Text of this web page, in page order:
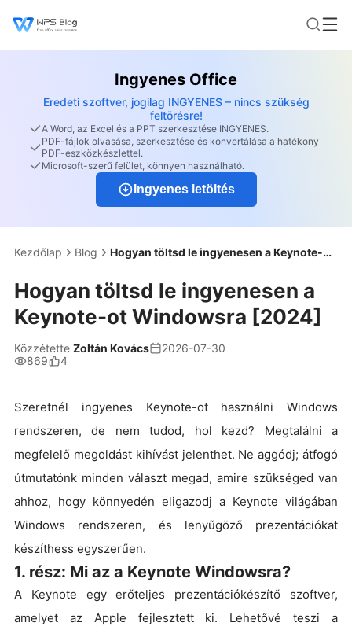
Ingyenes Office
Eredeti szoftver, jogilag INGYENES – nincs szükség
feltörésre!
A Word, az Excel és a PPT szerkesztése INGYENES.
PDF-fájlok olvasása, szerkesztése és konvertálása a hatékony
PDF-eszközkészlettel.
Microsoft-szerű felület, könnyen használható.
Ingyenes letöltés
Kezdőlap Blog Hogyan töltsd le ingyenesen a Keynote-ot Windowsra [2024]
Hogyan töltsd le ingyenesen a
Keynote-ot Windowsra [2024]
Közzétette Zoltán Kovács
2026-07-30
869
4
Szeretnél ingyenes Keynote-ot használni Windows
rendszeren, de nem tudod, hol kezd? Megtalálni a
megfelelő megoldást kihívást jelenthet. Ne aggódj; átfogó
útmutatónk minden választ megad, amire szükséged van
ahhoz, hogy könnyedén eligazodj a Keynote világában
Windows rendszeren, és lenyűgöző prezentációkat
készíthess egyszerűen.
1. rész: Mi az a Keynote Windowsra?
A Keynote egy erőteljes prezentációkészítő szoftver,
amelyet az Apple fejlesztett ki. Lehetővé teszi a